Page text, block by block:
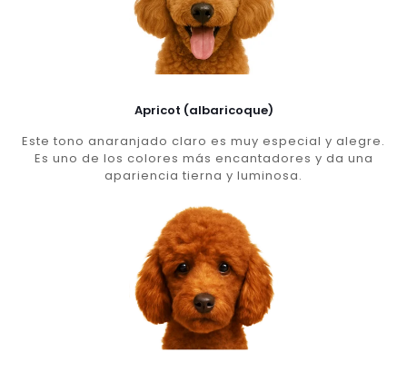
Apricot (albaricoque)
Este tono anaranjado claro es muy especial y alegre.
Es uno de los colores más encantadores y da una
apariencia tierna y luminosa.